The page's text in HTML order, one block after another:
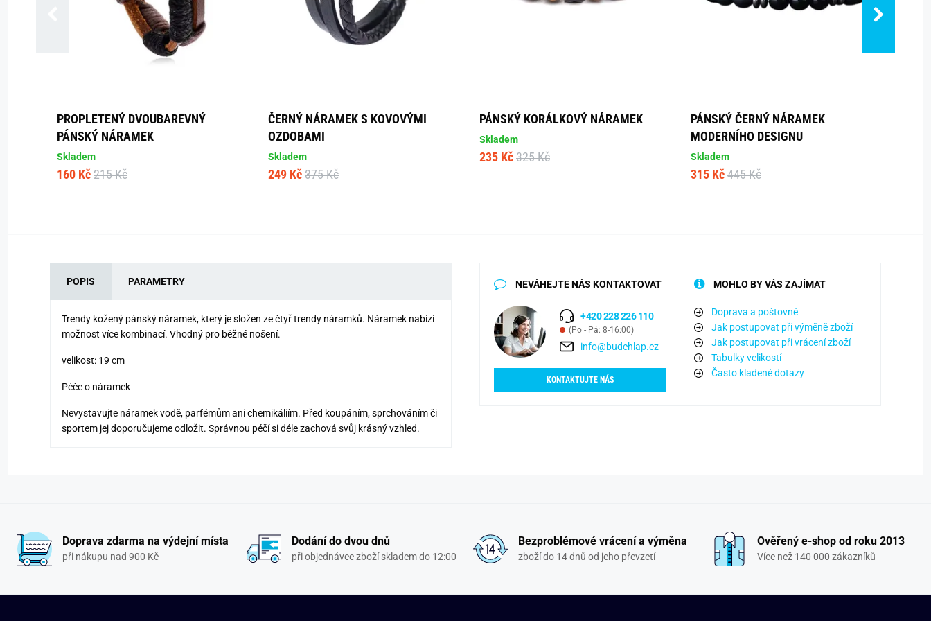
PROPLETENÝ DVOUBAREVNÝ
PÁNSKÝ NÁRAMEK
Skladem
160 Kč 215 Kč
ČERNÝ NÁRAMEK S KOVOVÝMI
OZDOBAMI
Skladem
249 Kč 375 Kč
PÁNSKÝ KORÁLKOVÝ NÁRAMEK
Skladem
235 Kč 325 Kč
PÁNSKÝ ČERNÝ NÁRAMEK
MODERNÍHO DESIGNU
Skladem
315 Kč 445 Kč
POPIS PARAMETRY
Trendy kožený pánský náramek, který je složen ze čtyř trendy náramků. Náramek nabízí
možnost více kombinací. Vhodný pro běžné nošení.
velikost: 19 cm
Péče o náramek
Nevystavujte náramek vodě, parfémům ani chemikáliím. Před koupáním, sprchováním či
sportem jej doporučujeme odložit. Správnou péčí si déle zachová svůj krásný vzhled.
NEVÁHEJTE NÁS KONTAKTOVAT
+420 228 226 110
(Po - Pá: 8-16:00)
info@budchlap.cz
KONTAKTUJTE NÁS
MOHLO BY VÁS ZAJÍMAT
Doprava a poštovné
Jak postupovat při výměně zboží
Jak postupovat při vrácení zboží
Tabulky velikostí
Často kladené dotazy
Doprava zdarma na výdejní místa
při nákupu nad 900 Kč
Dodání do dvou dnů
při objednávce zboží skladem do 12:00
Bezproblémové vrácení a výměna
zboží do 14 dnů od jeho převzetí
Ověřený e-shop od roku 2013
Více než 140 000 zákazníků